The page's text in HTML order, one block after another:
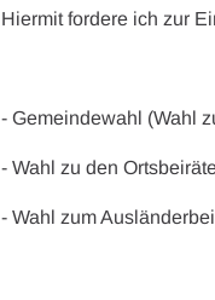
Hiermit fordere ich zur
- Gemeindewahl (Wahl
- Wahl zu den
- Wahl zum